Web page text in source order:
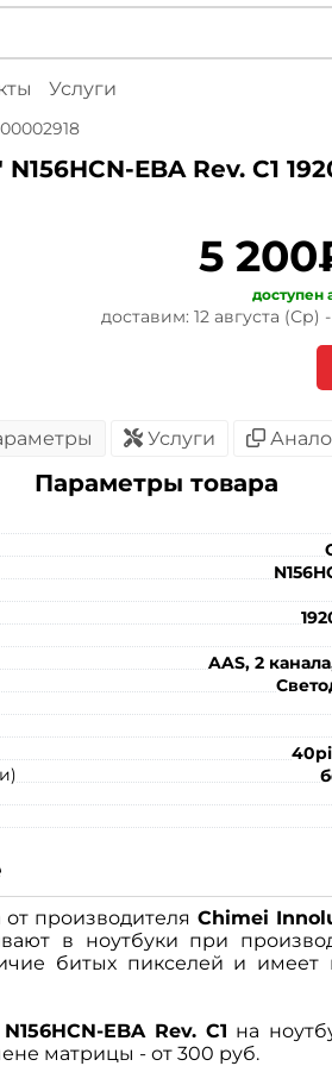
Услуги
00002918
EBA Rev. C1
5
доступен
доставим: 12 августа (Ср) -
Услуги
Параметры товара
AAS, 2
производителя Chimei
в ноутбуки при
битых пикселей и имеет
N156HCN-EBA Rev. C1 на
матрицы - от 300 руб.